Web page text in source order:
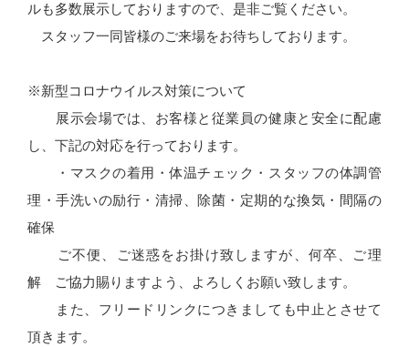
ルも多数展示しておりますので、是非ご覧ください。
スタッフ一同皆様のご来場をお待ちしております。
※新型コロナウイルス対策について
展示会場では、お客様と従業員の健康と安全に配慮
し、下記の対応を行っております。
・マスクの着用・体温チェック・スタッフの体調管
理・手洗いの励行・清掃、除菌・定期的な換気・間隔の
確保
ご不便、ご迷惑をお掛け致しますが、何卒、ご理
解 ご協力賜りますよう、よろしくお願い致します。
また、フリードリンクにつきましても中止とさせて
頂きます。